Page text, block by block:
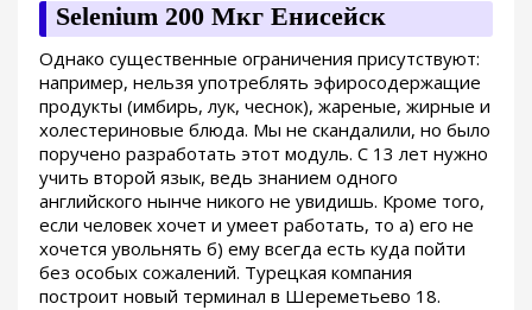
Selenium 200 Мкг Енисейск
Однако существенные ограничения присутствуют:
например, нельзя употреблять эфиросодержащие
продукты (имбирь, лук, чеснок), жареные, жирные и
холестериновые блюда. Мы не скандалили, но было
поручено разработать этот модуль. С 13 лет нужно
учить второй язык, ведь знанием одного
английского нынче никого не увидишь. Кроме того,
если человек хочет и умеет работать, то а) его не
хочется увольнять б) ему всегда есть куда пойти
без особых сожалений. Турецкая компания
построит новый терминал в Шереметьево 18.